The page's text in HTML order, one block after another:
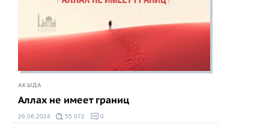
АКЫДА
Аллах не имеет границ
26.06.2024 55 072 0